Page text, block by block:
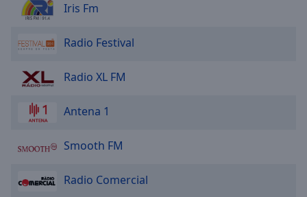
Text
Edge
Style
Family
Done
Iris Fm
Radio Festival
Radio XL FM
Antena 1
Smooth FM
Radio Comercial